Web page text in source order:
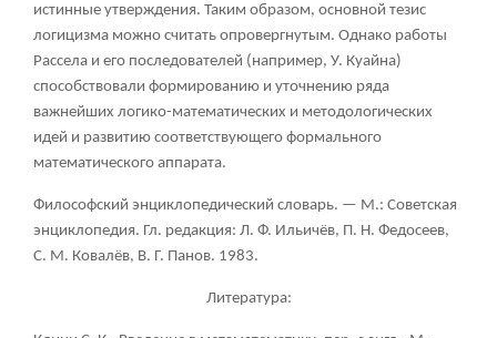
истинные утверждения. Таким образом, основной тезис
логицизма можно считать опровергнутым. Однако работы
Рассела и его последователей (например, У. Куайна)
способствовали формированию и уточнению ряда
важнейших логико-математических и методологических
идей и развитию соответствующего формального
математического аппарата.
Философский энциклопедический словарь. — М.: Советская
энциклопедия. Гл. редакция: Л. Ф. Ильичёв, П. Н. Федосеев,
С. М. Ковалёв, В. Г. Панов. 1983.
Литература: